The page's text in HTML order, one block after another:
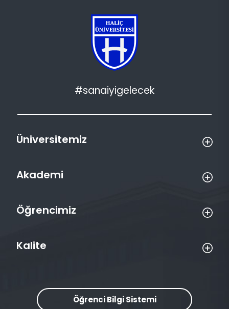
#sanaiyigelecek
Üniversitemiz
Akademi
Öğrencimiz
Kalite
Öğrenci Bilgi Sistemi